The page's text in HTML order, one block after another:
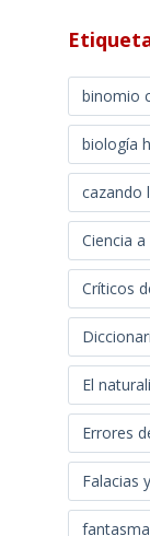
binomio
biología
cazando
Ciencia
Críticos
El
Errores
Falacias